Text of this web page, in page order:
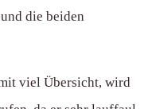
die beiden
viel Übersicht, wird